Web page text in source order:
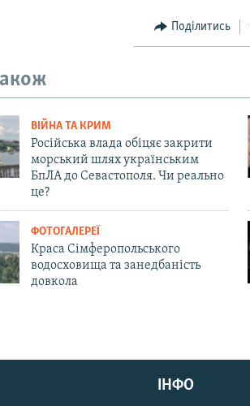
Поділитись
ВІЙНА ТА КРИМ
Російська влада обіцяє закрити
морський шлях українським
БпЛА до Севастополя. Чи реально
це?
ФОТОГАЛЕРЕЇ
Краса Сімферопольського
водосховища та занедбаність
довкола
ІНФО